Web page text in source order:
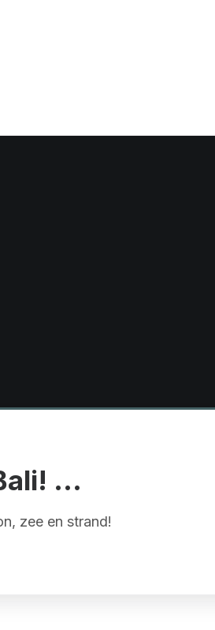
…
zee en strand!